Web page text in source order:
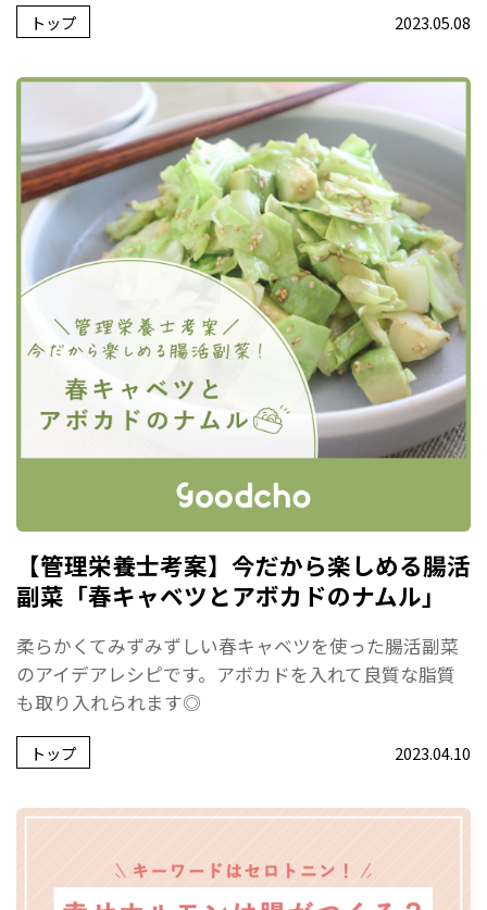
トップ 2023.05.08
【管理栄養士考案】今だから楽しめる腸活
副菜「春キャベツとアボカドのナムル」
柔らかくてみずみずしい春キャベツを使った腸活副菜
のアイデアレシピです。アボカドを入れて良質な脂質
も取り入れられます◎
トップ 2023.04.10